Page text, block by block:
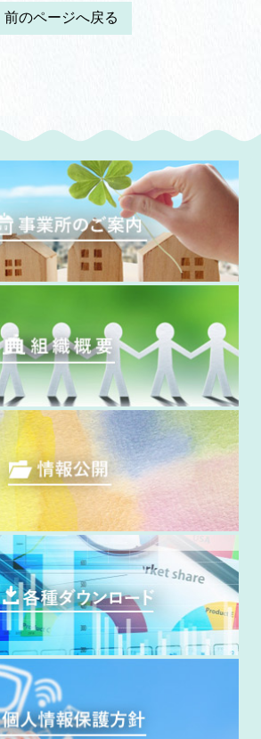
前のページへ戻る